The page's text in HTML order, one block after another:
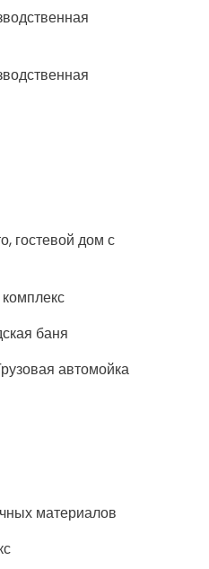
гостевой дом с
баня
автомойка
материалов